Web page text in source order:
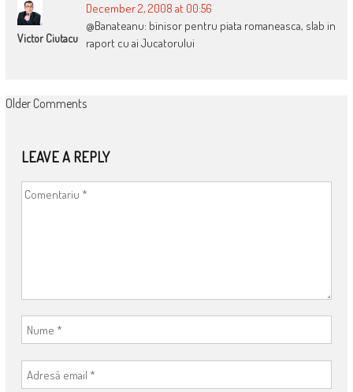
Victor Ciutacu
December 2, 2008 at 00:56
@Banateanu: binisor pentru piata romaneasca, slab in
raport cu ai Jucatorului
COMMENT
Older Comments
LEAVE A REPLY